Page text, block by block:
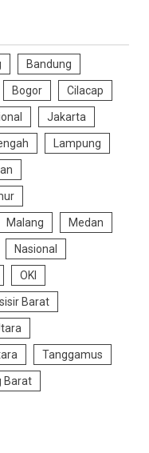
Bandung
Bogor Cilacap
Jakarta
Lampung
Malang Medan
Nasional
OKI
Barat
Tanggamus
Barat